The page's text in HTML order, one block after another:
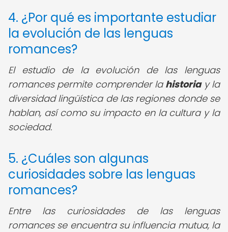
4. ¿Por qué es importante estudiar
la evolución de las lenguas
romances?
El estudio de la evolución de las lenguas
romances permite comprender la historiay la
diversidad lingüística de las regiones donde se
hablan, así como su impacto en la cultura y la
sociedad.
5. ¿Cuáles son algunas
curiosidades sobre las lenguas
romances?
Entre las curiosidades de las lenguas
romances se encuentra su influencia mutua, la